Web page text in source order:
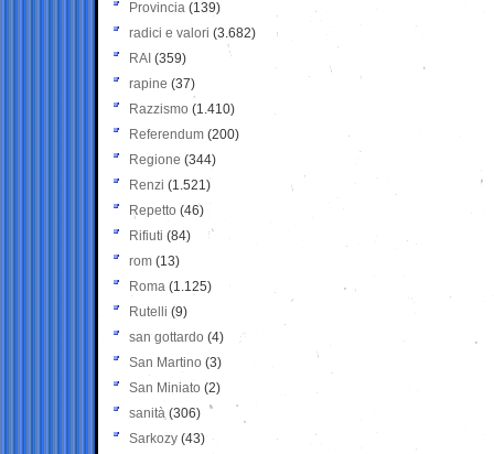
Provincia (139)
radici e valori (3.682)
RAI (359)
rapine (37)
Razzismo (1.410)
Referendum (200)
Regione (344)
Renzi (1.521)
Repetto (46)
Rifiuti (84)
rom (13)
Roma (1.125)
Rutelli (9)
san gottardo (4)
San Martino (3)
San Miniato (2)
sanità (306)
Sarkozy (43)